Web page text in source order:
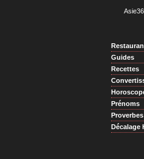
Guides
Recettes
Prénoms
Proverbes
Décalage